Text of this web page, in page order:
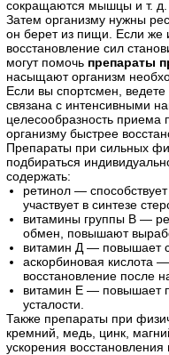
сокращаются мышцы и т. д.
Затем организму нужны
он берет из пищи. Если же
восстановление сил
могут помочь препараты
насыщают организм
Если вы спортсмен,
связана с интенсивными
целесообразность приема
организму быстрее
Препараты при сильных
подбираться
содержать:
ретинол —
участвует в синтезе
витамины группы В —
обмен, повышают
витамин Д — повышает
аскорбиновая кислота
восстановление после
витамин Е — повышает
усталости.
Также препараты при
кремний, медь, цинк,
ускорения